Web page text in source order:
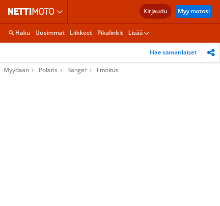
Kirjaudu Myy motosi
Haku Uusimmat Liikkeet Pikalinkit Lisää
Hae samanlaiset
Myydään Polaris Ranger Ilmoitus